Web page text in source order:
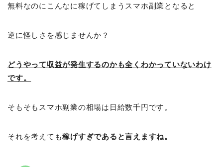
無料なのにこんなに稼げてしまうスマホ副業となると
逆に怪しさを感じませんか？
どうやって収益が発生するのかも全くわかっていないわけ
です。
そもそもスマホ副業の相場は日給数千円です。
それを考えても稼げすぎであると言えますね。